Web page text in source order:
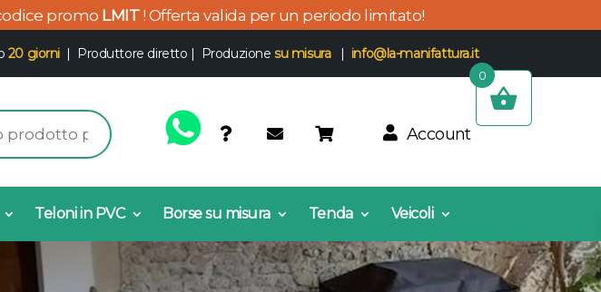
promo LMIT! Offerta valida per un periodo limitato!
20 giorni | Produttore diretto | Produzionesu misura| info@la-manifattura.it
Account
Teloni in PVC Borse su misura Tenda Veicoli
0